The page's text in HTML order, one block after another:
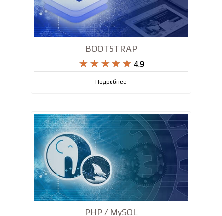
BOOTSTRAP
    
     4.9
Подробнее
PHP / MySQL